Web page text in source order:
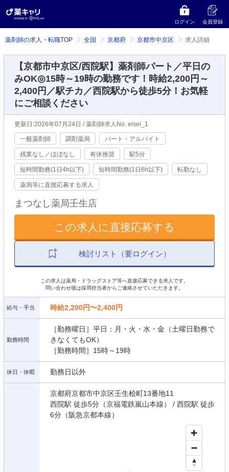
ログイン 会員登録
薬剤師の求人・転職TOP 全国 京都府 京都市中京区 求人詳細
【京都市中京区/西院駅】薬剤師パート／平日の
みOK◎15時～19時の勤務です！時給2,200円～
2,400円／駅チカ／西院駅から徒歩5分！お気軽
にご相談ください
更新日:2026年07月24日 / 薬剤師求人No. eisei_1
一般薬剤師 調剤薬局 パート・アルバイト
残業なし／ほぼなし 有休推奨 駅5分
短時間勤務(1日4h以下) 短時間勤務(1日6h以下) 転勤なし
薬局等に直接応募する求人
まつなし薬局壬生店
検討リスト（要ログイン）
この求人に直接応募する
この求人は薬局・ドラッグストア等へ直接応募できる求人です。
問い合わせ後は採用担当者からご連絡させていただきます。
給与・手当 時給2,200円〜2,400円
勤務時間
［勤務曜日］平日：月・火・水・金（土曜日勤務で
きなくてもOK）
［勤務時間］15時～19時
休日・休暇 勤務日以外
京都府京都市中京区壬生桧町13番地11
西院駅 徒歩5分（京福電鉄嵐山本線） / 西院駅 徒歩
6分（阪急京都本線）